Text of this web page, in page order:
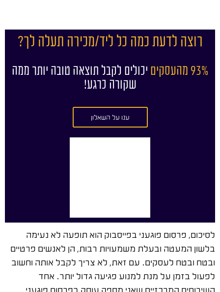
רוצה לדעת כמה כל ליד/מכירה תעלה לך?
93% מהעסקים
יכולים לקבל תוצאה טובה יותר ממה
שקורה כרגע!
ענו על השאלון
לסיכום, פרסום פוגעני בפייסבוק הוא תופעה לא נעימה
בלשון המעטה ובעלת משמעויות רבות, הן לאנשים פרטיים
ובטח ובטח לעסקים. עם זאת, לא צריך לקבל אותה וחשוב
לפעול בזמן על מנת למנוע פגיעה גדול יותר. אחד